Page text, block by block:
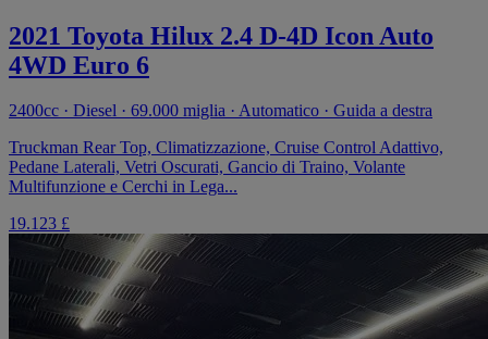
2021 Toyota Hilux 2.4 D-4D Icon Auto
4WD Euro 6
2400cc · Diesel · 69.000 miglia · Automatico · Guida a destra
Truckman Rear Top, Climatizzazione, Cruise Control Adattivo,
Pedane Laterali, Vetri Oscurati, Gancio di Traino, Volante
Multifunzione e Cerchi in Lega...
19.123 £